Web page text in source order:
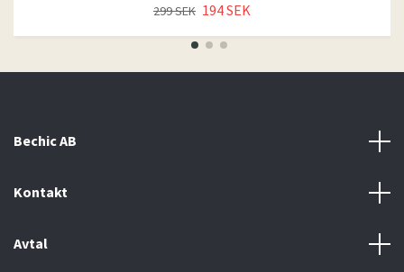
299 SEK 194 SEK
Bechic AB
Kontakt
Avtal